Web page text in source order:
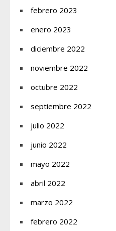
febrero 2023
enero 2023
diciembre 2022
noviembre 2022
octubre 2022
septiembre 2022
julio 2022
junio 2022
mayo 2022
abril 2022
marzo 2022
febrero 2022